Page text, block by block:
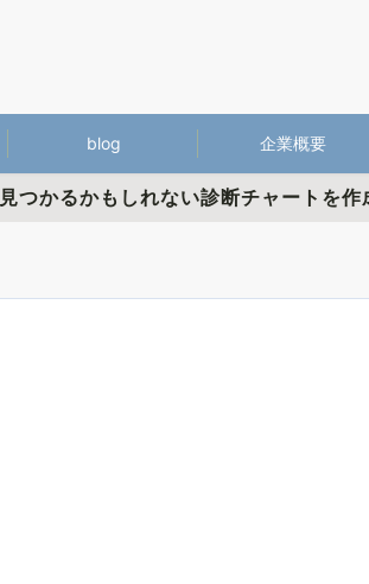
blog 企業概要
つかるかもしれない診断チャートを作